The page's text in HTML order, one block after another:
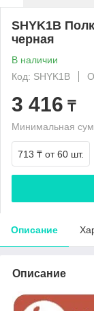
SHYK1B
черная
В наличии
Код: SHYK1B
3 416 ₸
Минимальная
713 ₸ от 60 шт.
Описание
Описание